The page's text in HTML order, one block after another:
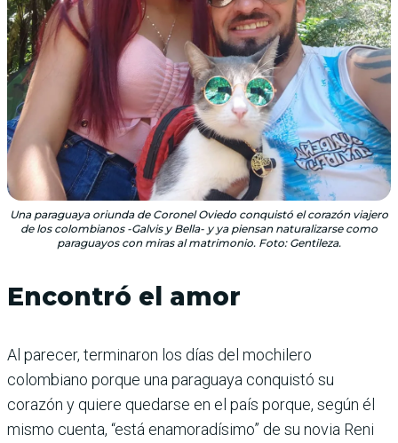
Una paraguaya oriunda de Coronel Oviedo conquistó el corazón viajero
de los colombianos -Galvis y Bella- y ya piensan naturalizarse como
paraguayos con miras al matrimonio. Foto: Gentileza.
Encontró el amor
Al parecer, terminaron los días del mochilero
colombiano porque una paraguaya conquistó su
corazón y quiere quedarse en el país porque, según él
mismo cuenta, “está enamoradísimo” de su novia Reni